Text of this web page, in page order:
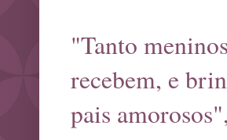
"Tanto
recebem, e
pais